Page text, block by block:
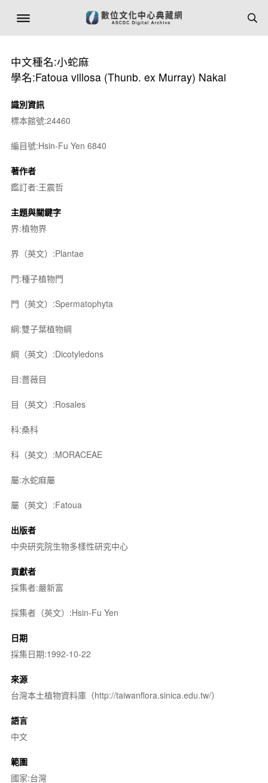
中文種名:小蛇麻
學名:Fatoua villosa (Thunb. ex Murray) Nakai
識別資訊
標本館號:24460
編目號:Hsin-Fu Yen 6840
著作者
鑑訂者:王震哲
主題與關鍵字
界:植物界
界（英文）:Plantae
門:種子植物門
門（英文）:Spermatophyta
綱:雙子葉植物綱
綱（英文）:Dicotyledons
目:薔薇目
目（英文）:Rosales
科:桑科
科（英文）:MORACEAE
屬:水蛇麻屬
屬（英文）:Fatoua
出版者
中央研究院生物多樣性研究中心
貢獻者
採集者:嚴新富
採集者（英文）:Hsin-Fu Yen
日期
採集日期:1992-10-22
來源
台灣本土植物資料庫（http://taiwanflora.sinica.edu.tw/）
語言
中文
範圍
國家:台灣